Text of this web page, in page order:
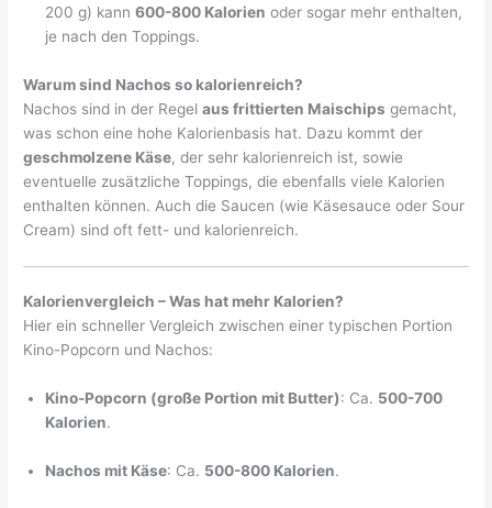
200 g) kann600-800 Kalorien oder sogar mehr enthalten,
je nach den Toppings.
Warum sind Nachos so kalorienreich?
Nachos sind in der Regelaus frittierten Maischips gemacht,
was schon eine hohe Kalorienbasis hat. Dazu kommt der
geschmolzene Käse, der sehr kalorienreich ist, sowie
eventuelle zusätzliche Toppings, die ebenfalls viele Kalorien
enthalten können. Auch die Saucen (wie Käsesauce oder Sour
Cream) sind oft fett- und kalorienreich.
Kalorienvergleich – Was hat mehr Kalorien?
Hier ein schneller Vergleich zwischen einer typischen Portion
Kino-Popcorn und Nachos:
Kino-Popcorn (große Portion mit Butter): Ca. 500-700
Kalorien.
Nachos mit Käse: Ca. 500-800 Kalorien.